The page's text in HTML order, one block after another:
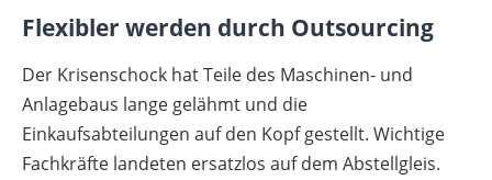
Flexibler werden durch Outsourcing
Der Krisenschock hat Teile des Maschinen- und
Anlagebaus lange gelähmt und die
Einkaufsabteilungen auf den Kopf gestellt. Wichtige
Fachkräfte landeten ersatzlos auf dem Abstellgleis.